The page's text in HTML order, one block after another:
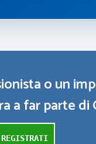
o un
a far parte di
REGISTRATI